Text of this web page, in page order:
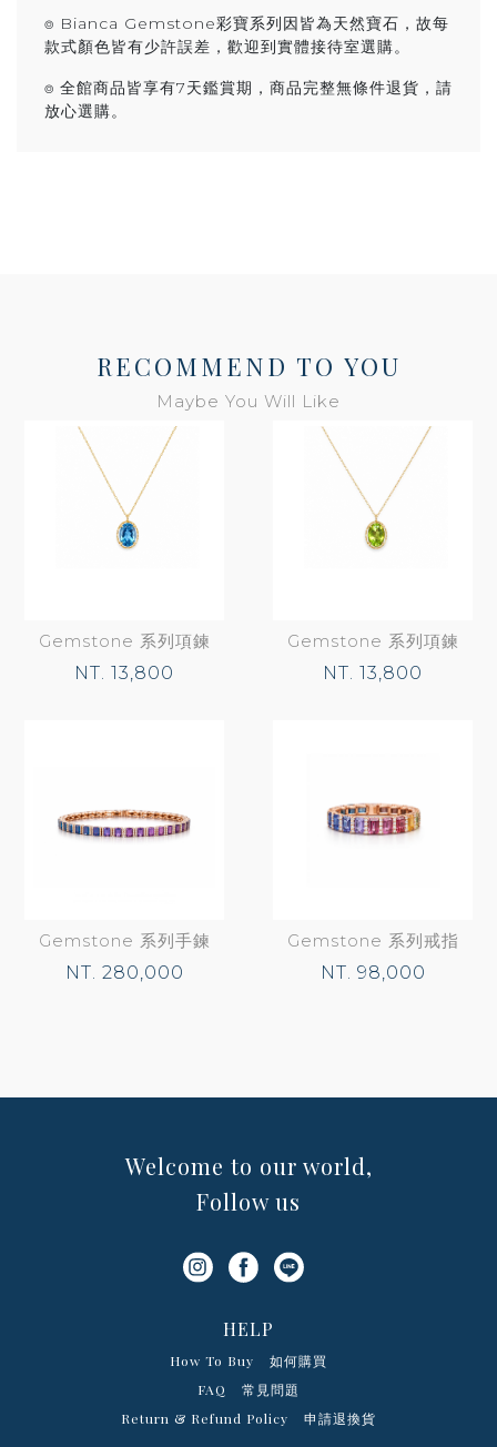
⌾ Bianca Gemstone彩寶系列因皆為天然寶石，故每
款式顏色皆有少許誤差，歡迎到實體接待室選購。
⌾ 全館商品皆享有7天鑑賞期，商品完整無條件退貨，請
放心選購。
RECOMMEND TO YOU
Maybe You Will Like
Gemstone 系列項鍊
NT. 13,800
Gemstone 系列項鍊
NT. 13,800
Gemstone 系列手鍊
NT. 280,000
Gemstone 系列戒指
NT. 98,000
Welcome to our world,
Follow us
HELP
How To Buy
如何購買
FAQ
常見問題
Return & Refund Policy
申請退換貨